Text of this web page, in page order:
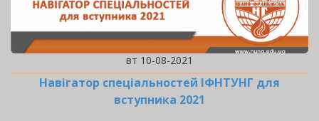
вт 10-08-2021
Навігатор спеціальностей ІФНТУНГ для
вступника 2021